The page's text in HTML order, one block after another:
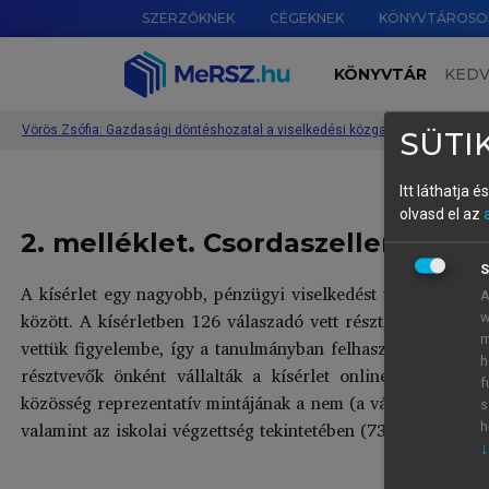
SZERZŐKNEK CÉGEKNEK
KÖNYVTÁR
Vörös Zsófia: Gazdasági döntéshozatal a viselkedési közgazdaságtan
2. melléklet. Csordaszellem a
A kísérlet egy nagyobb, pénzügyi viselkedést vizsgáló
között. A kísérletben 126 válaszadó vett részt,
vettük figyelembe, így a tanulmányban felhasznált
résztvevők önként vállalták a kísérlet online
közösség reprezentatív mintájának a nem (a válaszadók
valamint az iskolai végzettség tekintetében (73,5
Itt láthatja
olvasd el az
↓